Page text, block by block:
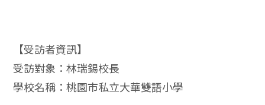
【受訪者資訊】
受訪對象：林瑞錫校長
學校名稱：桃園市私立大華雙語小學